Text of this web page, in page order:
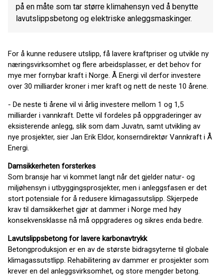
på en måte som tar større klimahensyn ved å benytte
lavutslippsbetong og elektriske anleggsmaskinger.
For å kunne redusere utslipp, få lavere kraftpriser og utvikle ny
næringsvirksomhet og flere arbeidsplasser, er det behov for
mye mer fornybar kraft i Norge. Å Energi vil derfor investere
over 30 milliarder kroner i mer kraft og nett de neste 10 årene.
- De neste ti årene vil vi årlig investere mellom 1 og 1,5
milliarder i vannkraft. Dette vil fordeles på oppgraderinger av
eksisterende anlegg, slik som dam Juvatn, samt utvikling av
nye prosjekter, sier Jan Erik Eldor, konserndirektør Vannkraft i Å
Energi.
Damsikkerheten forsterkes
Som bransje har vi kommet langt når det gjelder natur- og
miljøhensyn i utbyggingsprosjekter, men i anleggsfasen er det
stort potensiale for å redusere klimagassutslipp. Skjerpede
krav til damsikkerhet gjør at dammer i Norge med høy
konsekvensklasse nå må oppgraderes og sikres enda bedre.
Lavutslippsbetong for lavere karbonavtrykk
Betongproduksjon er en av de største bidragsyterne til globale
klimagassutstlipp. Rehabilitering av dammer er prosjekter som
krever en del anleggsvirksomhet, og store mengder betong.